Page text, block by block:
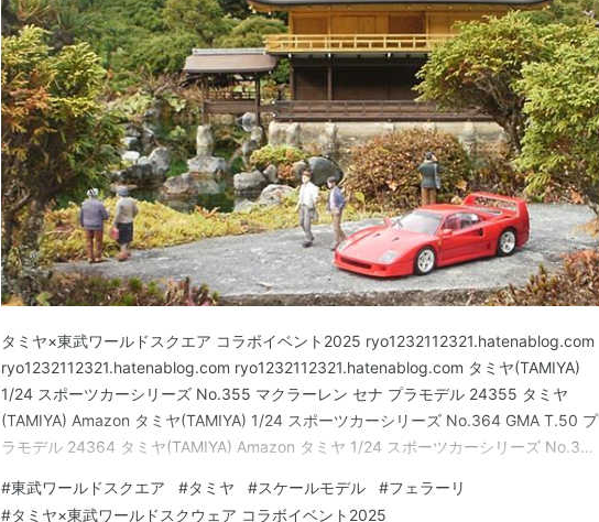
タミヤ×東武ワールドスクエア コラボイベント2025 ryo1232112321.hatenablog.com
ryo1232112321.hatenablog.com ryo1232112321.hatenablog.com タミヤ(TAMIYA)
1/24 スポーツカーシリーズ No.355 マクラーレン セナ プラモデル 24355 タミヤ
(TAMIYA) Amazon タミヤ(TAMIYA) 1/24 スポーツカーシリーズ No.364 GMA T.50 プ
ラモデル 24364 タミヤ(TAMIYA) Amazon タミヤ 1/24 スポーツカーシリーズ No.346
#東武ワールドスクエア #タミヤ #スケールモデル #フェラーリ
#タミヤ×東武ワールドスクウェア コラボイベント2025